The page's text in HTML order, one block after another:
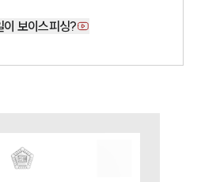
이 보이스피싱?